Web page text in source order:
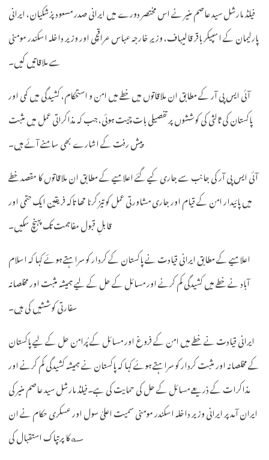
فیلڈ مارشل سید عاصم منیر نے اس مختصر دورے میں ایرانی صدر مسعود پزشکیان، ایرانی
پارلیمان کے اسپیکر باقر قالیباف، وزیرِ خارجہ عباس عراقچی اور وزیر داخلہ اسکندر مومنی
سے ملاقاتیں کیں۔
آئی ایس پی آر کے مطابق ان ملاقاتوں میں خطے میں امن و استحکام، کشیدگی میں کمی اور
پاکستان کی ثالثی کی کوششوں پر تفصیلی بات چیت ہوئی، جب کہ مذاکراتی عمل میں مثبت
پیش رفت کے اشارے بھی سامنے آئے ہیں۔
آئی ایس پی آر کی جانب سے جاری کیے گئے اعلامیے کے مطابق ان ملاقاتوں کا مقصد خطے
میں پائیدار امن کے قیام اور جاری مشاورتی عمل کو تیز کرنا تھا تاکہ فریقین ایک حتمی اور
قابلِ قبول مفاہمت تک پہنچ سکیں۔
اعلامیے کے مطابق ایرانی قیادت نے پاکستان کے کردار کو سراہتے ہوئے کہا کہ اسلام
آباد نے خطے میں کشیدگی کم کرنے اور مسائل کے حل کے لیے ہمیشہ مثبت اور مخلصانہ
سفارتی کوششیں کی ہیں۔
ایرانی قیادت نے خطے میں امن کے فروغ اور مسائل کے پُرامن حل کے لیے پاکستان
کے مخلصانہ اور مثبت کردار کو سراہتے ہوئے کہا کہ پاکستان نے ہمیشہ کشیدگی کم کرنے اور
مذاکرات کے ذریعے مسائل کے حل کی حمایت کی ہے۔فیلڈ مارشل سید عاصم منیر کی
ایران آمد پر ایرانی وزیر داخلہ اسکندر مومنی سمیت اعلیٰ سول اور عسکری حکام نے ان
کا پرتپاک استقبال کی؎